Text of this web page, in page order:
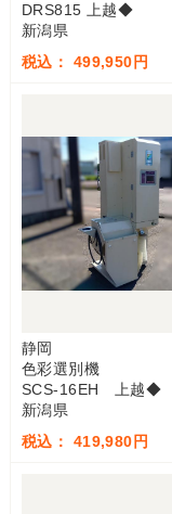
DRS815 上越◆
新潟県
税込： 499,950円
静岡
色彩選別機
SCS-16EH 上越◆
新潟県
税込： 419,980円